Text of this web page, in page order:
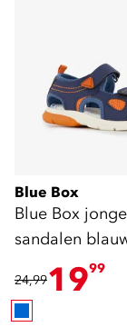
Blue Box
Blue Box
sandalen
24,991999